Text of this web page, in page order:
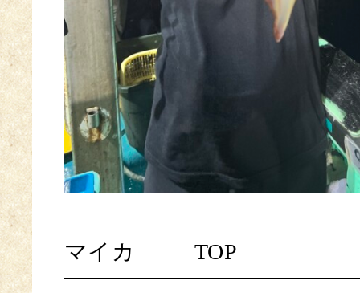
マイカ TOP